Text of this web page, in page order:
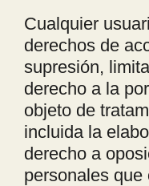
Cualquier
derechos de
supresión,
derecho a la
objeto de
incluida la
derecho a
personales